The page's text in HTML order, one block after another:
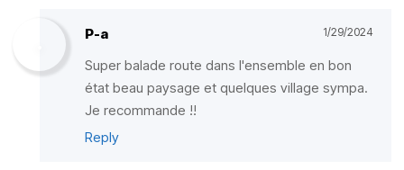
P-a 1/29/2024
Super balade route dans l'ensemble en bon
état beau paysage et quelques village sympa.
Je recommande !!
Reply